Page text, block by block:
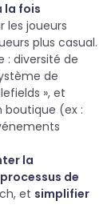
la fois
les joueurs
plus casual.
: diversité de
de
», et
(ex :
la
de
et simplifier